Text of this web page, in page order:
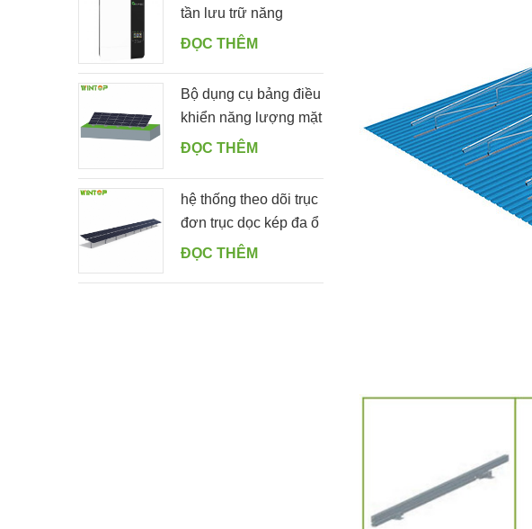
tần lưu trữ năng
lượng mặt trời ngoài
ĐỌC THÊM
Bộ dụng cụ bảng điều
khiển năng lượng mặt
trời gắn trên mặt đất
ĐỌC THÊM
hệ thống theo dõi trục
đơn trục dọc kép đa ổ
ĐỌC THÊM